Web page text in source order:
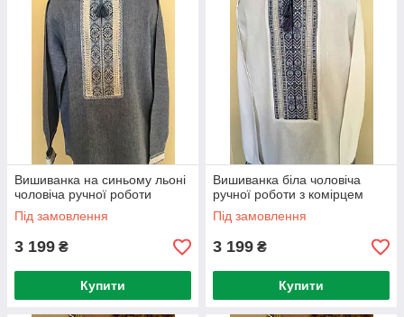
Вишиванка на синьому льоні
чоловіча ручної роботи
Під замовлення
3 199 ₴
Купити
Вишиванка біла чоловіча
ручної роботи з комірцем
Під замовлення
3 199 ₴
Купити